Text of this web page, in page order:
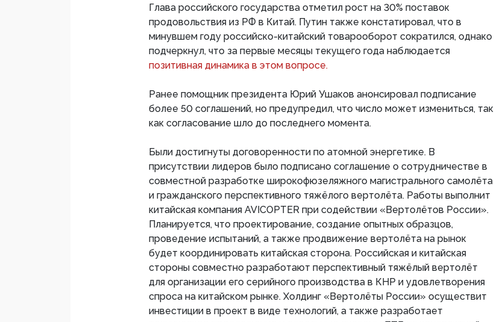
Глава российского государства отметил рост на 30% поставок
продовольствия из РФ в Китай. Путин также констатировал, что в
минувшем году российско-китайский товарооборот сократился, однако
подчеркнул, что за первые месяцы текущего года наблюдается
позитивная динамика в этом вопросе.
Ранее помощник президента Юрий Ушаков анонсировал подписание
более 50 соглашений, но предупредил, что число может измениться, так
как согласование шло до последнего момента.
Были достигнуты договоренности по атомной энергетике. В
присутствии лидеров было подписано соглашение о сотрудничестве в
совместной разработке широкофюзеляжного магистрального самолёта
и гражданского перспективного тяжёлого вертолёта. Работы выполнит
китайская компания AVICOPTER при содействии «Вертолётов России».
Планируется, что проектирование, создание опытных образцов,
проведение испытаний, а также продвижение вертолёта на рынок
будет координировать китайская сторона. Российская и китайская
стороны совместно разработают перспективный тяжёлый вертолёт
для организации его серийного производства в КНР и удовлетворения
спроса на китайском рынке. Холдинг «Вертолёты России» осуществит
инвестиции в проект в виде технологий, а также разработает